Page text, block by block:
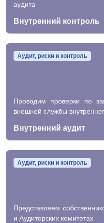
аудита
Внутренний контроль
Аудит, риски и контроль
Проводим проверки по
внешней службы
Внутренний аудит
Аудит, риски и контроль
Представляем
и Аудиторских комитетах